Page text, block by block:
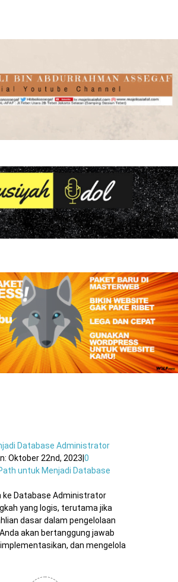
Database Administrator
Oktober 22nd, 2023 |0
untuk Menjadi Database
ke Database Administrator
yang logis, terutama jika
dasar dalam pengelolaan
akan bertanggung jawab
dan mengelola